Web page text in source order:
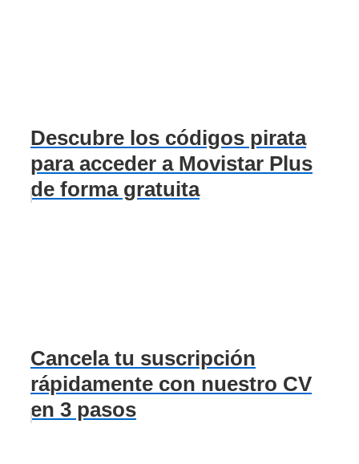
Descubre los códigos pirata
para acceder a Movistar Plus
de forma gratuita
Cancela tu suscripción
rápidamente con nuestro CV
en 3 pasos